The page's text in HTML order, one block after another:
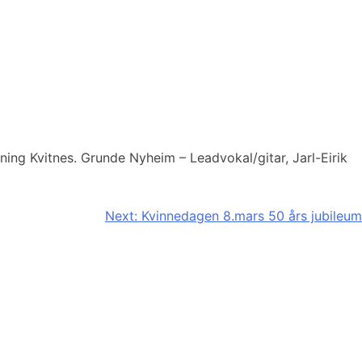
Kvitnes. Grunde Nyheim – Leadvokal/gitar, Jarl-Eirik
Next: Kvinnedagen 8.mars 50 års jubileum